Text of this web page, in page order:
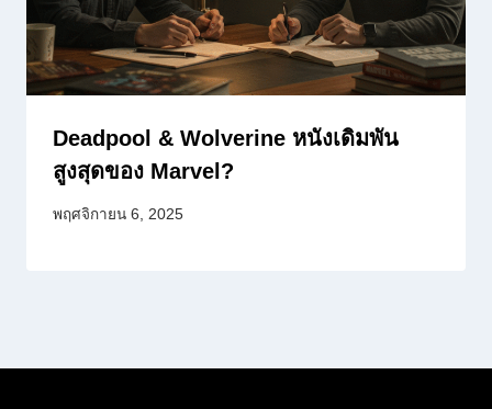
Deadpool & Wolverine หนังเดิมพัน
สูงสุดของ Marvel?
พฤศจิกายน 6, 2025